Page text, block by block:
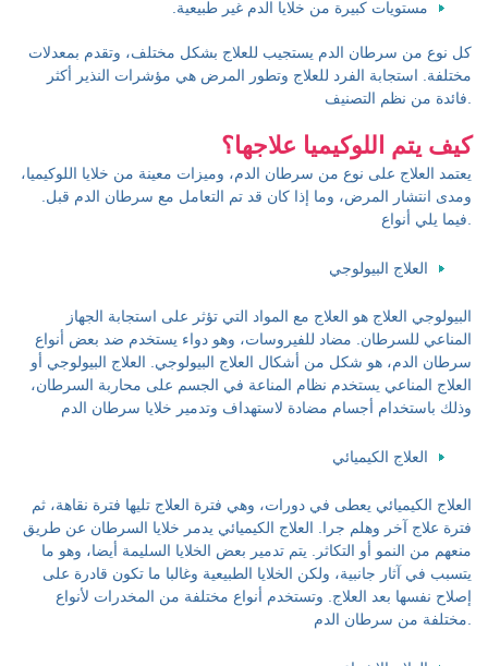
مستويات كبيرة من خلايا الدم غير طبيعية.
كل نوع من سرطان الدم يستجيب للعلاج بشكل مختلف، وتقدم بمعدلات
مختلفة. استجابة الفرد للعلاج وتطور المرض هي مؤشرات النذير أكثر
كيف يتم اللوكيميا علاجها؟
يعتمد العلاج على نوع من سرطان الدم، وميزات معينة من خلايا اللوكيميا،
ومدى انتشار المرض، وما إذا كان قد تم التعامل مع سرطان الدم قبل.
العلاج البيولوجي
البيولوجي العلاج هو العلاج مع المواد التي تؤثر على استجابة الجهاز
المناعي للسرطان. مضاد للفيروسات، وهو دواء يستخدم ضد بعض أنواع
سرطان الدم، هو شكل من أشكال العلاج البيولوجي. العلاج البيولوجي أو
العلاج المناعي يستخدم نظام المناعة في الجسم على محاربة السرطان،
وذلك باستخدام أجسام مضادة لاستهداف وتدمير خلايا سرطان الدم
العلاج الكيميائي
العلاج الكيميائي يعطى في دورات، وهي فترة العلاج تليها فترة نقاهة، ثم
فترة علاج آخر وهلم جرا. العلاج الكيميائي يدمر خلايا السرطان عن طريق
منعهم من النمو أو التكاثر. يتم تدمير بعض الخلايا السليمة أيضا، وهو ما
يتسبب في آثار جانبية، ولكن الخلايا الطبيعية وغالبا ما تكون قادرة على
إصلاح نفسها بعد العلاج. وتستخدم أنواع مختلفة من المخدرات لأنواع